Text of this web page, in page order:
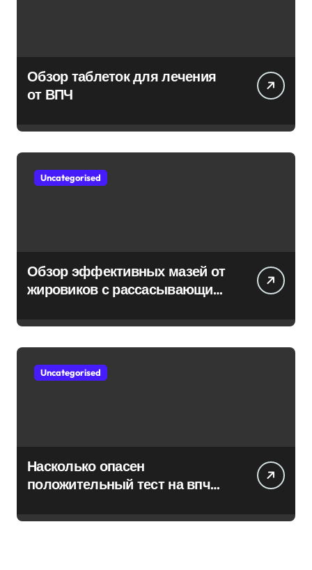
Обзор таблеток для лечения
от ВПЧ
Uncategorised
Обзор эффективных мазей от
жировиков с рассасывающим
Uncategorised
Насколько опасен
положительный тест на впч